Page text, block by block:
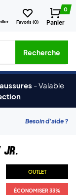
Favoris (0)
0
Panier
etc.
Recherche
-Valable
Besoin d'aide ?
Jr.
OUTLET
ÉCONOMISER 33%
OUTLET
ÉCONOMISER 33%
OUTLET
ÉCONOMISER 33%